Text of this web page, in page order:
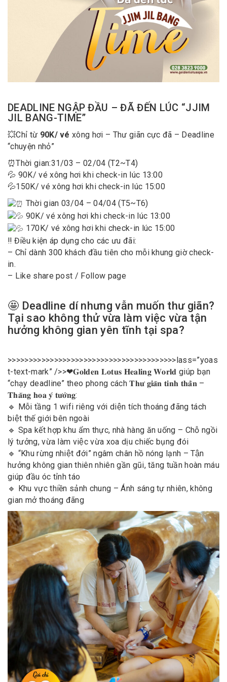
DEADLINE NGẬP ĐẦU – ĐÃ ĐẾN LÚC “JJIM
JIL BANG-TIME”
💥Chỉ từ 90K/ vé xông hơi – Thư giãn cực đã – Deadline
“chuyện nhỏ”
⏰Thời gian:31/03 – 02/04 (T2~T4)
💦 90K/ vé xông hơi khi check-in lúc 13:00
💦150K/ vé xông hơi khi check-in lúc 15:00
Thời gian 03/04 – 04/04 (T5~T6)
90K/ vé xông hơi khi check-in lúc 13:00
170K/ vé xông hơi khi check-in lúc 15:00
‼️ Điều kiện áp dụng cho các ưu đãi:
– Chỉ dành 300 khách đầu tiên cho mỗi khung giờ check-
in.
– Like share post / Follow page
🤩 Deadline dí nhưng vẫn muốn thư giãn?
Tại sao không thử vừa làm việc vừa tận
hưởng không gian yên tĩnh tại spa?
>>>>>>>>>>>>>>>>>>>>>>>>>>>>>>>>>>>>>>>>lass=”yoas
t-text-mark” />>❤𝐆𝐨𝐥𝐝𝐞𝐧 𝐋𝐨𝐭𝐮𝐬 𝐇𝐞𝐚𝐥𝐢𝐧𝐠 𝐖𝐨𝐫𝐥𝐝 giúp bạn
“chạy deadline” theo phong cách 𝐓𝐡𝐮̛ 𝐠𝐢𝐚̃𝐧 𝐭𝐢𝐧𝐡 𝐭𝐡𝐚̂̀𝐧 –
𝐓𝐡𝐚̆𝐧𝐠 𝐡𝐨𝐚 𝐲́ 𝐭𝐮̛𝐨̛̉𝐧𝐠:
🔹 Mỗi tầng 1 wifi riêng với diện tích thoáng đãng tách
biệt thế giới bên ngoài
🔹 Spa kết hợp khu ẩm thực, nhà hàng ăn uống – Chỗ ngồi
lý tưởng, vừa làm việc vừa xoa dịu chiếc bụng đói
🔹 “Khu rừng nhiệt đới” ngâm chân hồ nóng lạnh – Tận
hưởng không gian thiên nhiên gần gũi, tăng tuần hoàn máu
giúp đầu óc tỉnh táo
🔹 Khu vực thiền sảnh chung – Ánh sáng tự nhiên, không
gian mở thoáng đãng